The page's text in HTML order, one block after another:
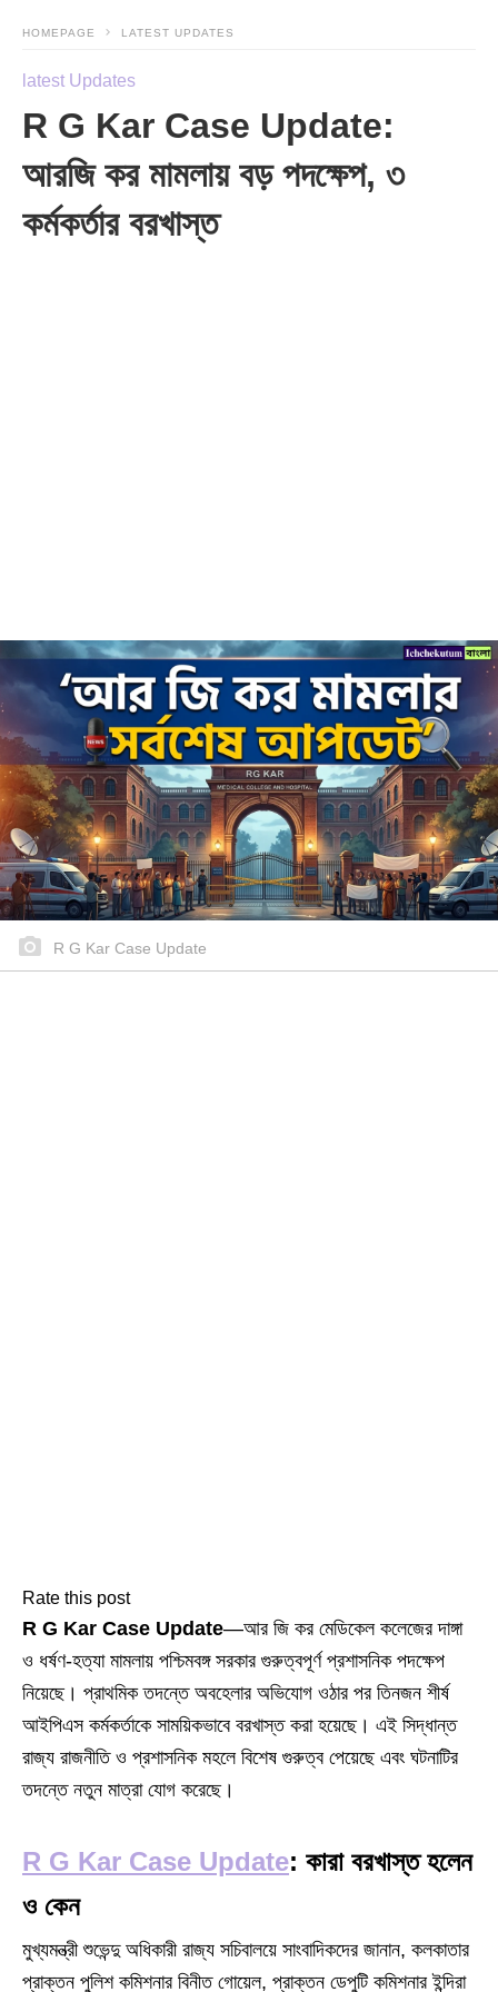
HOMEPAGE LATEST UPDATES
latest Updates
R G Kar Case Update:
আরজি কর মামলায় বড় পদক্ষেপ, ৩
কর্মকর্তার বরখাস্ত
R G Kar Case Update
Rate this post
R G Kar Case Update—আর জি কর মেডিকেল কলেজের দাঙ্গা
ও ধর্ষণ-হত্যা মামলায় পশ্চিমবঙ্গ সরকার গুরুত্বপূর্ণ প্রশাসনিক পদক্ষেপ
নিয়েছে। প্রাথমিক তদন্তে অবহেলার অভিযোগ ওঠার পর তিনজন শীর্ষ
আইপিএস কর্মকর্তাকে সাময়িকভাবে বরখাস্ত করা হয়েছে। এই সিদ্ধান্ত
রাজ্য রাজনীতি ও প্রশাসনিক মহলে বিশেষ গুরুত্ব পেয়েছে এবং ঘটনাটির
তদন্তে নতুন মাত্রা যোগ করেছে।
R G Kar Case Update: কারা বরখাস্ত হলেন
ও কেন
মুখ্যমন্ত্রী শুভেন্দু অধিকারী রাজ্য সচিবালয়ে সাংবাদিকদের জানান, কলকাতার
প্রাক্তন পুলিশ কমিশনার বিনীত গোয়েল, প্রাক্তন ডেপুটি কমিশনার ইন্দিরা